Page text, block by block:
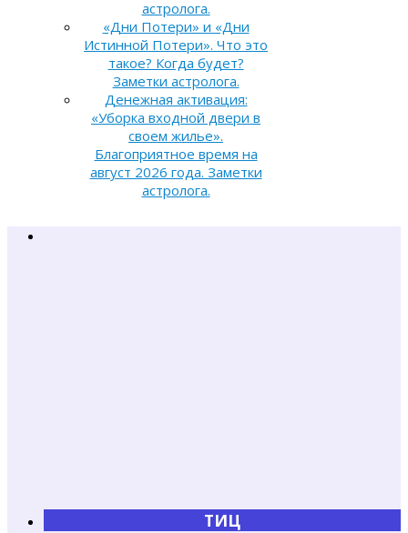
астролога.
«Дни Потери» и «Дни
Истинной Потери». Что это
такое? Когда будет?
Заметки астролога.
Денежная активация:
«Уборка входной двери в
своем жилье».
Благоприятное время на
август 2026 года. Заметки
астролога.
ТИЦ